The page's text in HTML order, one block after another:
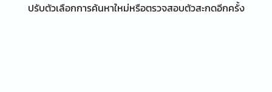
ปรับตัวเลือกการค้นหาใหม่หรือตรวจสอบตัวสะกดอีกครั้ง